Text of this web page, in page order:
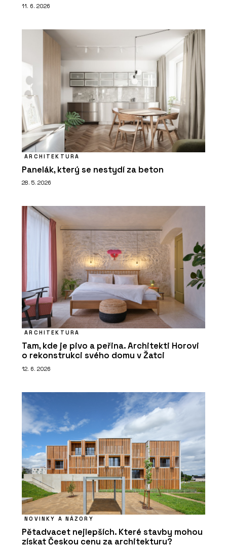
11. 6. 2026
ARCHITEKTURA
Panelák, který se nestydí za beton
28. 5. 2026
ARCHITEKTURA
Tam, kde je pivo a peřina. Architekti Horovi
o rekonstrukci svého domu v Žatci
12. 6. 2026
NOVINKY A NÁZORY
Pětadvacet nejlepších. Které stavby mohou
získat Českou cenu za architekturu?